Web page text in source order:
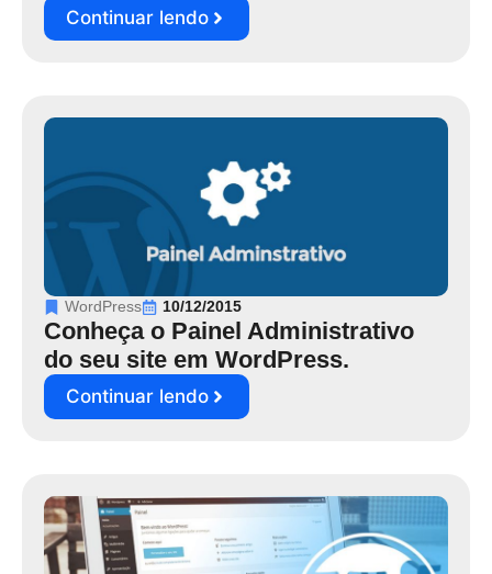
Continuar lendo
WordPress 10/12/2015
Conheça o Painel Administrativo
do seu site em WordPress.
Continuar lendo